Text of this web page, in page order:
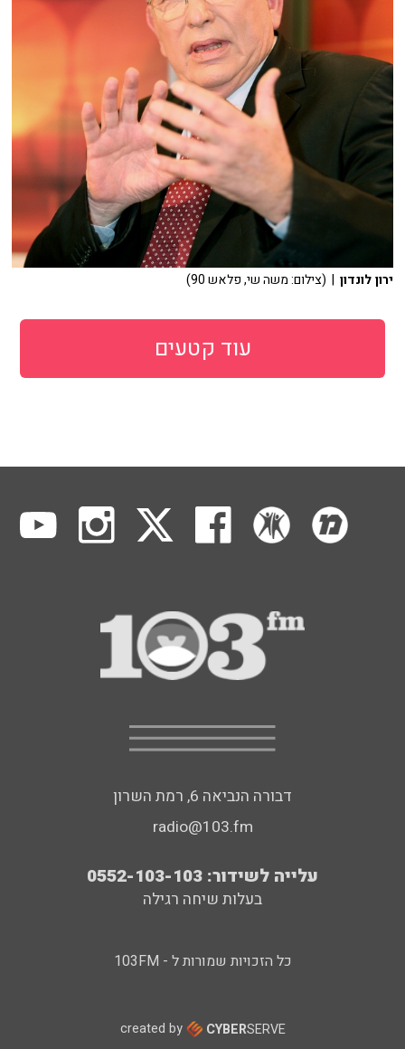
ירון לונדון | (צילום: משה שי, פלאש 90)
עוד קטעים
דבורה הנביאה 6, רמת השרון
radio@103.fm
עלייה לשידור: 0552-103-103
בעלות שיחה רגילה
כל הזכויות שמורות ל - 103FM
created by CYBERSERVE